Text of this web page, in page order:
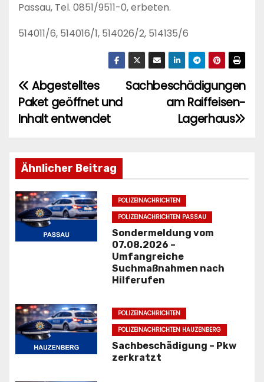
Passau, Tel. 0851/9511-0, erbeten.
514011/6, 514016/1, 514026/2, 514135/6
B
e
t
r
a
g
a
v
i
Sachbeschädigungen
am Raiffeisen-
Lagerhaus
Abgestelltes
Paket geöffnet und
Inhalt entwendet
Ähnlicher Beitrag
POLIZEINACHRICHTEN
POLIZEINACHRICHTEN PASSAU
Sondermeldung vom
07.08.2026 –
Umfangreiche
Suchmaßnahmen nach
Hilferufen
POLIZEINACHRICHTEN
POLIZEINACHRICHTEN HAUZENBERG
Sachbeschädigung – Pkw
zerkratzt